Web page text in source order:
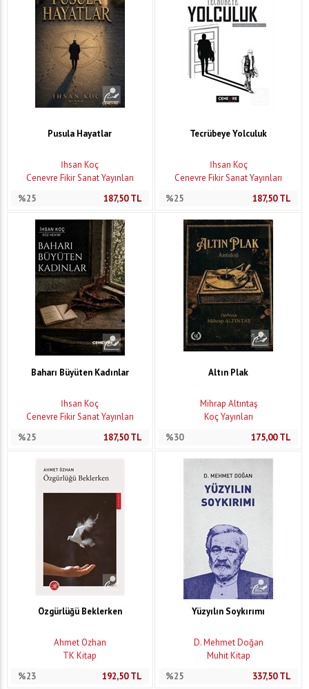
Pusula Hayatlar
İhsan Koç
Cenevre Fikir Sanat Yayınları
%25
187,50TL
Tecrübeye Yolculuk
İhsan Koç
Cenevre Fikir Sanat Yayınları
%25
187,50TL
Baharı Büyüten Kadınlar
İhsan Koç
Cenevre Fikir Sanat Yayınları
%25
187,50TL
Altın Plak
Mihrap Altıntaş
Koç Yayınları
%30
175,00TL
Özgürlüğü Beklerken
Ahmet Özhan
TK Kitap
%23
192,50TL
Yüzyılın Soykırımı
D. Mehmet Doğan
Muhit Kitap
%25
337,50TL